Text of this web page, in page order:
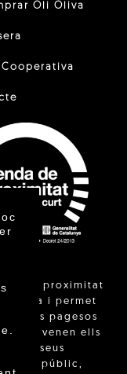
Oli Oliva
de proximitat
i permet
els pagesos
que venen ells
els seus
al públic,